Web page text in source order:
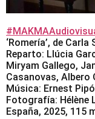
‘Romería’, de Carla
Reparto: Llúcia
Miryam Gallego,
Casanovas, Albero
Música: Ernest Pipó
Fotografía: Hélène
España, 2025, 115